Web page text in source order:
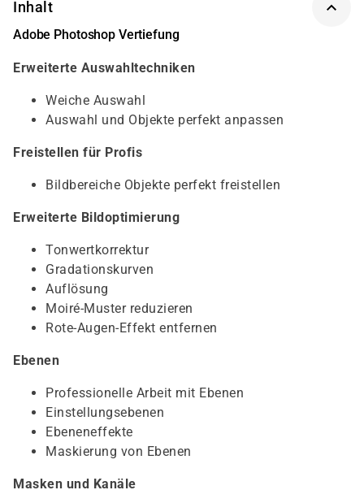
Inhalt
Adobe Photoshop Vertiefung
Erweiterte Auswahltechniken
Weiche Auswahl
Auswahl und Objekte perfekt anpassen
Freistellen für Profis
Bildbereiche Objekte perfekt freistellen
Erweiterte Bildoptimierung
Tonwertkorrektur
Gradationskurven
Auflösung
Moiré-Muster reduzieren
Rote-Augen-Effekt entfernen
Ebenen
Professionelle Arbeit mit Ebenen
Einstellungsebenen
Ebeneneffekte
Maskierung von Ebenen
Masken und Kanäle